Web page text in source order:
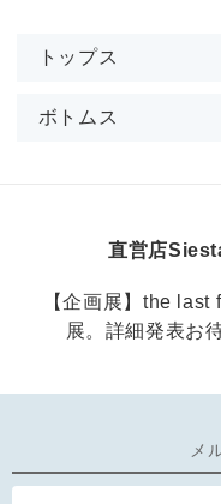
トップス
ボトムス
直営店
【企画展】the
展。詳細発表お
メ